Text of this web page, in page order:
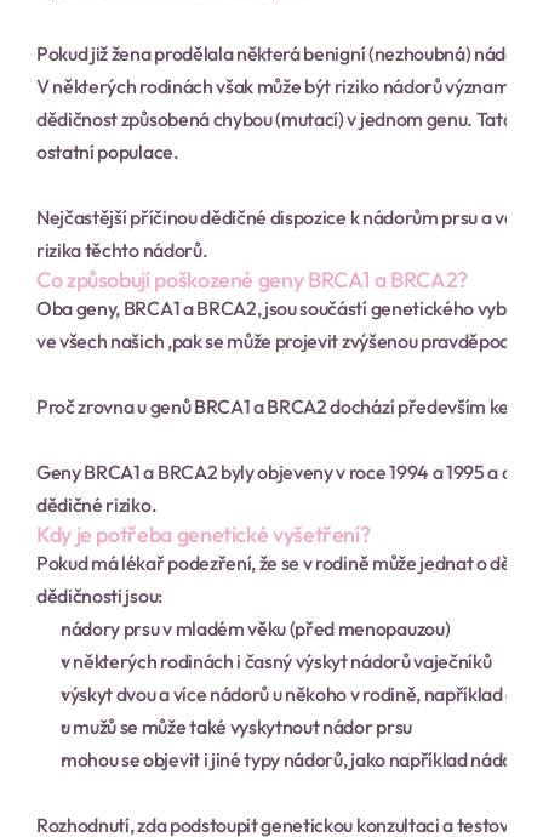
Pokud již žena prodělala některá benigní (nezhoubná)
V některých rodinách však může být riziko nádorů významně
dědičnost způsobená chybou (mutací) v jednom genu. Tato
ostatní populace.
Nejčastější příčinou dědičné dispozice k nádorům prsu a
rizika těchto nádorů.
Co způsobují poškozené geny BRCA1 a BRCA2?
Oba geny, BRCA1 a BRCA2, jsou součástí genetického
ve všech našich ,pak se může projevit zvýšenou
Proč zrovna u genů BRCA1 a BRCA2 dochází především ke
Geny BRCA1 a BRCA2 byly objeveny v roce 1994 a 1995 a
dědičné riziko.
Kdy je potřeba genetické vyšetření?
Pokud má lékař podezření, že se v rodině může jednat o
dědičnosti jsou:
nádory prsu v mladém věku (před menopauzou)
v některých rodinách i časný výskyt nádorů vaječníků
výskyt dvou a více nádorů u někoho v rodině, například
u mužů se může také vyskytnout nádor prsu
mohou se objevit i jiné typy nádorů, jako například nádory
Rozhodnutí, zda podstoupit genetickou konzultaci a